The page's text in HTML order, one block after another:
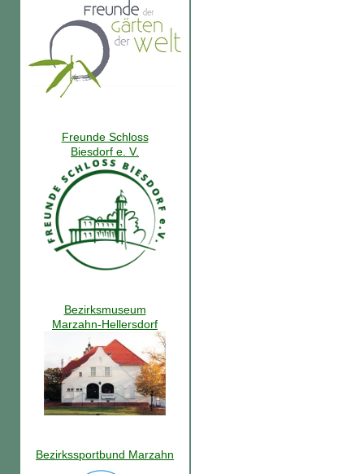
Freunde Schloss
Biesdorf e. V.
Bezirksmuseum
Marzahn-Hellersdorf
Bezirkssportbund Marzahn